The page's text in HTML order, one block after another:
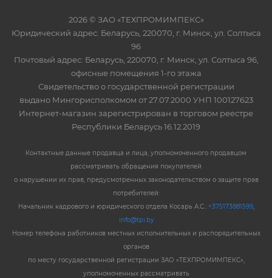
2026 © ЗАО «ТЕХПРОМИМПЕКС»
Юридический адрес: Беларусь, 220070, г. Минск, ул. Солтыса
96
Почтовый адрес: Беларусь, 220070, г. Минск, ул. Солтыса 96,
офисные помещения 1-го этажа
Свидетельство о государственной регистрации
выдано Мингорисполкомом от 27.07.2000 УНП 100127623
Интернет-магазин зарегистрирован в торговом реестре
Республики Беларусь 16.12.2019
Контактные данные продавца и лица, уполномоченного продавцом
рассматривать обращения покупателей
о нарушении их прав, предусмотренных законодательством о защите прав
потребителей:
Начальник кадрового и юридического отдела Косарь А.С.: +375173881599,
info@tpi.by
Номер телефона работников местных исполнительных и распорядительных
органов
по месту государственной регистрации ЗАО «ТЕХПРОМИМПЕКС»,
уполномоченных рассматривать